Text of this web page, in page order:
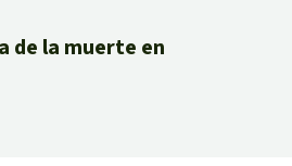
de la muerte en